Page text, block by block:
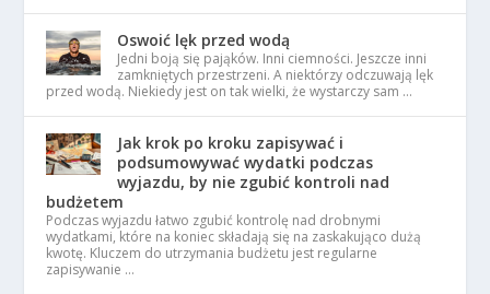
Oswoić lęk przed wodą
Jedni boją się pająków. Inni ciemności. Jeszcze inni
zamkniętych przestrzeni. A niektórzy odczuwają lęk
przed wodą. Niekiedy jest on tak wielki, że wystarczy sam …
Jak krok po kroku zapisywać i
podsumowywać wydatki podczas
wyjazdu, by nie zgubić kontroli nad
budżetem
Podczas wyjazdu łatwo zgubić kontrolę nad drobnymi
wydatkami, które na koniec składają się na zaskakująco dużą
kwotę. Kluczem do utrzymania budżetu jest regularne
zapisywanie …